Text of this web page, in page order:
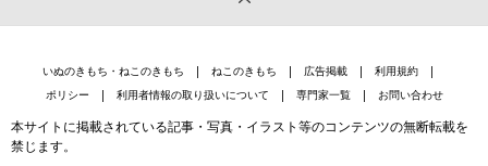
いぬのきもち・ねこのきもち ねこのきもち 広告掲載
利用規約
ポリシー
利用者情報の取り扱いについて 専門家一覧 お問い合わせ
本サイトに掲載されている記事・写真・イラスト等のコンテンツの無断転載を
禁じます。